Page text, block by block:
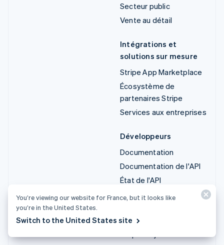
Secteur public
Vente au détail
Intégrations et
solutions sur mesure
Stripe App Marketplace
Écosystème de
partenaires Stripe
Services aux entreprises
Développeurs
Documentation
Documentation de l'API
État de l'API
Liste des modifications
Bibliothèques et SDK
You’re viewing our website for France, but it looks like
you’re in the United States.
Switch to the United States site